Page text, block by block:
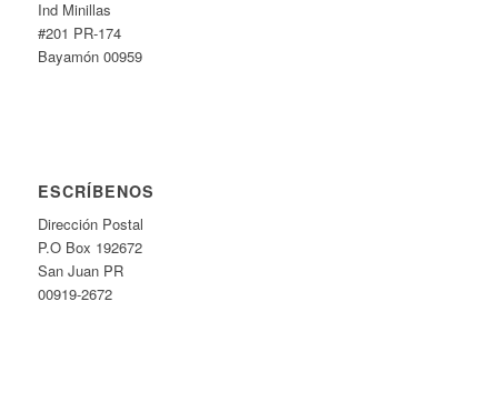
Ind Minillas
#201 PR-174
Bayamón 00959
ESCRÍBENOS
Dirección Postal
P.O Box 192672
San Juan PR
00919-2672